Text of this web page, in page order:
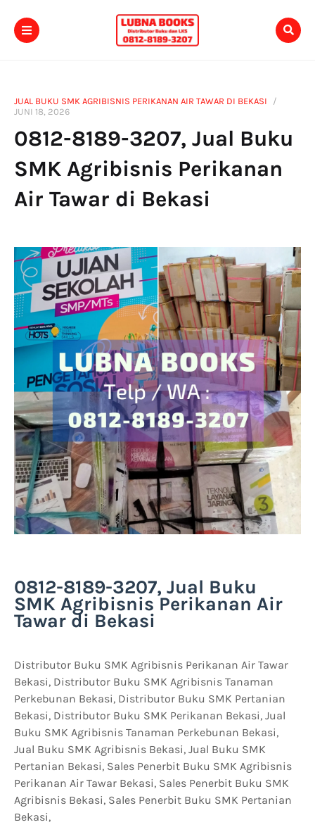
JUAL BUKU SMK AGRIBISNIS PERIKANAN AIR TAWAR DI BEKASI
JUNI 18, 2026
0812-8189-3207, Jual Buku
SMK Agribisnis Perikanan
Air Tawar di Bekasi
0812-8189-3207, Jual Buku
SMK Agribisnis Perikanan Air
Tawar di Bekasi
Distributor Buku SMK Agribisnis Perikanan Air Tawar
Bekasi, Distributor Buku SMK Agribisnis Tanaman
Perkebunan Bekasi, Distributor Buku SMK Pertanian
Bekasi, Distributor Buku SMK Perikanan Bekasi, Jual
Buku SMK Agribisnis Tanaman Perkebunan Bekasi,
Jual Buku SMK Agribisnis Bekasi, Jual Buku SMK
Pertanian Bekasi, Sales Penerbit Buku SMK Agribisnis
Perikanan Air Tawar Bekasi, Sales Penerbit Buku SMK
Agribisnis Bekasi, Sales Penerbit Buku SMK Pertanian
Bekasi,